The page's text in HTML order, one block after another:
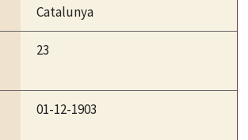
Catalunya
23
01-12-1903